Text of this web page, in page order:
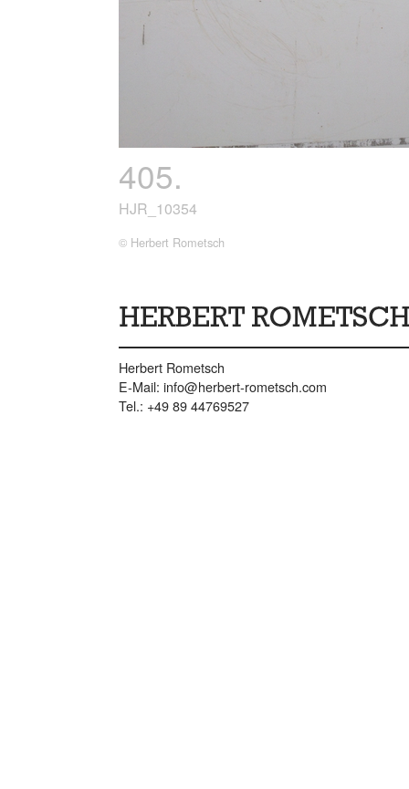
405.
HJR_10354
© Herbert Rometsch
Herbert Rometsch
E-Mail: info@herbert-rometsch.com
Tel.: +49 89 44769527